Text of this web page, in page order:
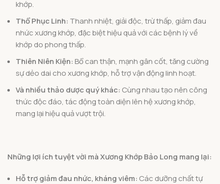
khớp.
Thổ Phục Linh: Thanh nhiệt, giải độc, trừ thấp, giảm đau
nhức xương khớp, đặc biệt hiệu quả với các bệnh lý về
khớp do phong thấp.
Thiên Niên Kiện: Bổ can thận, mạnh gân cốt, tăng cường
sự dẻo dai cho xương khớp, hỗ trợ vận động linh hoạt.
Và nhiều thảo dược quý khác: Cùng nhau tạo nên công
thức độc đáo, tác động toàn diện lên hệ xương khớp,
mang lại hiệu quả vượt trội.
Những lợi ích tuyệt vời mà Xương Khớp Bảo Long mang lại:
Hỗ trợ giảm đau nhức, kháng viêm: Các dưỡng chất tự